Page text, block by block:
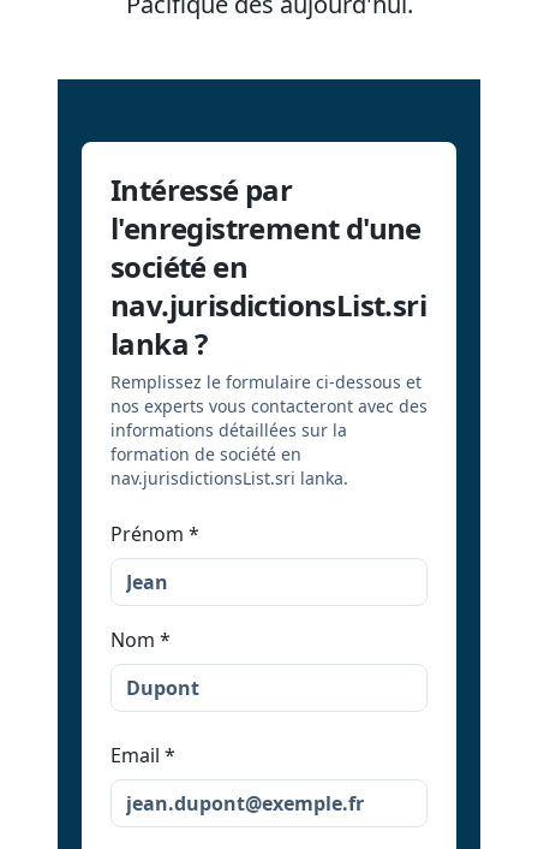
Intéressé par
l'enregistrement d'une
société en
nav.jurisdictionsList.sri
lanka ?
Remplissez le formulaire ci-dessous et
nos experts vous contacteront avec des
informations détaillées sur la
formation de société en
nav.jurisdictionsList.sri lanka.
Prénom *
Nom *
Email *